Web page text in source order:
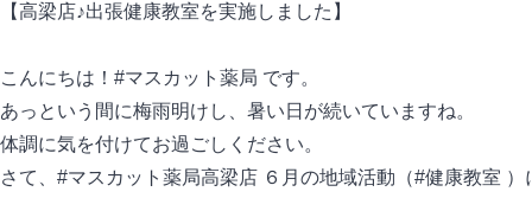
【高梁店♪出張健康教室を実施しました】
こんにちは！#マスカット薬局 です。
あっという間に梅雨明けし、暑い日が続いていますね。
体調に気を付けてお過ごしください。
さて、#マスカット薬局高梁店 ６月の地域活動（#健康教室